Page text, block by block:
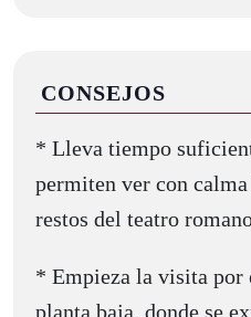
CONSEJOS
* Lleva tiempo
permiten ver con
restos del teatro
* Empieza la visita por
planta baja, donde se